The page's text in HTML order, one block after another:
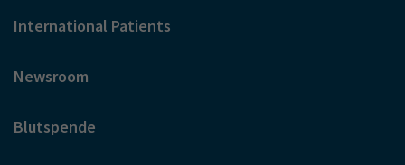
International Patients
Newsroom
Blutspende